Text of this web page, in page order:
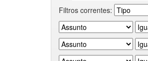
Filtros correntes: